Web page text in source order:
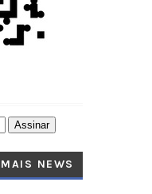
MAIS NEWS